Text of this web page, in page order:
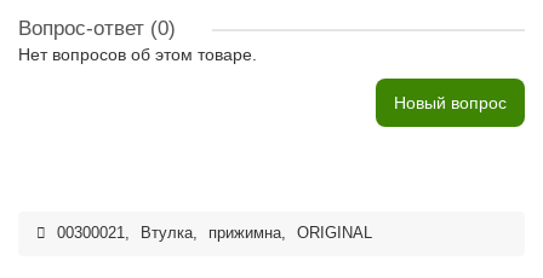
Вопрос-ответ (0)
Нет вопросов об этом товаре.
Новый вопрос
00300021, Втулка, прижимна, ORIGINAL